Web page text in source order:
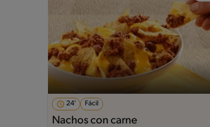
24' Fácil
Nachos con carne